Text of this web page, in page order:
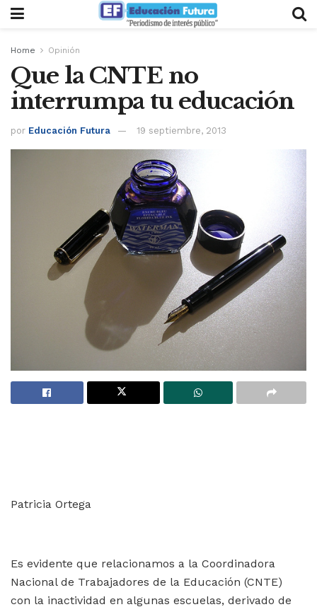
Home Opinión
Que la CNTE no
interrumpa tu educación
por Educación Futura 19 septiembre, 2013
Patricia Ortega
Es evidente que relacionamos a la Coordinadora
Nacional de Trabajadores de la Educación (CNTE)
con la inactividad en algunas escuelas, derivado de